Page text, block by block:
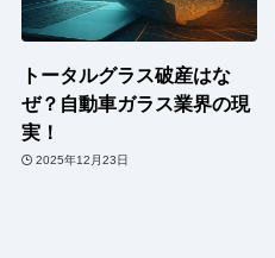
トータルグラス破産はな
ぜ？自動車ガラス業界の現
実！
2025年12月23日